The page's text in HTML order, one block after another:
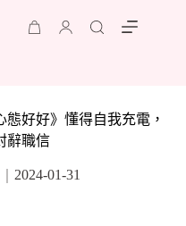
好好》懂得自我充電，
辭職信
2024-01-31